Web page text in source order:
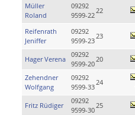
Müller
Roland
09292
9599-22
22
Reifenrath
Jeniffer
09292
9599-23
23
Hager Verena
09292
9599-20
20
Zehendner
Wolfgang
09292
9599-33
24
Fritz Rüdiger
09292
9599-30
25